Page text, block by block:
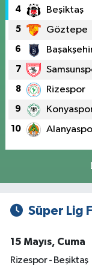
4 Beşiktaş
5 Göztepe
6
7
8 Rizespor
9
10
Süper Lig
15 Mayıs, Cuma
Rizespor - Beşiktaş